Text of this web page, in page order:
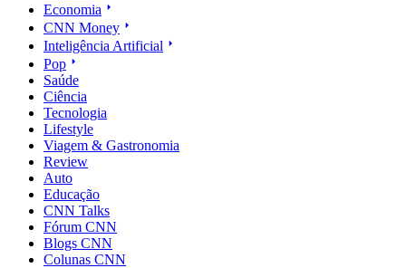
Economia
CNN Money
Inteligência Artificial
Pop
Saúde
Ciência
Tecnologia
Lifestyle
Viagem & Gastronomia
Review
Auto
Educação
CNN Talks
Fórum CNN
Blogs CNN
Colunas CNN